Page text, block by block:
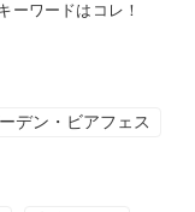
ーワードはコレ！
デン・ビアフェス